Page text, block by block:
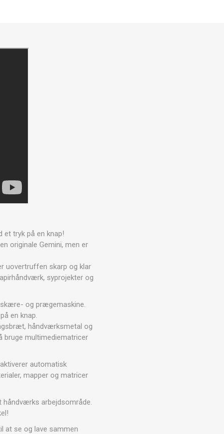
et tryk på en knap!
originale Gemini, men er
uovertruffen skarp og klar
syprojekter og
og prægemaskine.
en knap.
håndværksmetal og
bruge multimediematricer
automatisk
mapper og matricer
håndværks arbejdsområde.
at se og lave sammen